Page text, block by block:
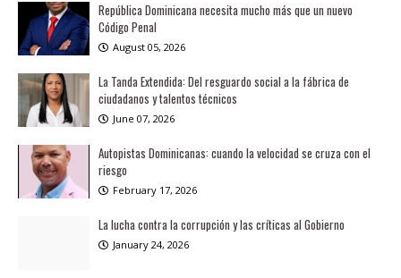
República Dominicana necesita mucho más que un nuevo
Código Penal
August 05, 2026
La Tanda Extendida: Del resguardo social a la fábrica de
ciudadanos y talentos técnicos
June 07, 2026
Autopistas Dominicanas: cuando la velocidad se cruza con el
riesgo
February 17, 2026
La lucha contra la corrupción y las críticas al Gobierno
January 24, 2026